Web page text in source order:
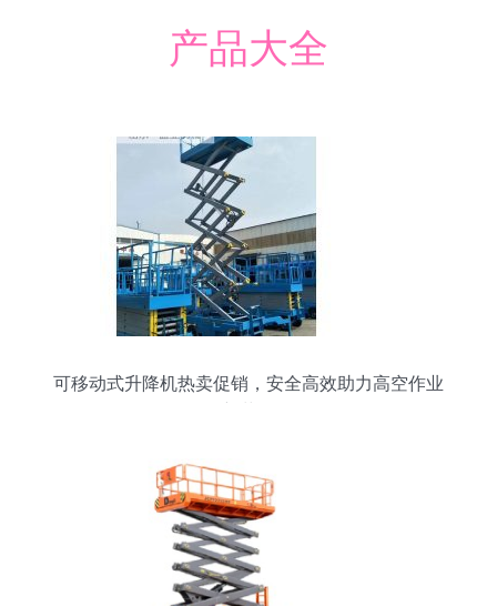
产品大全
可移动式升降机热卖促销，安全高效助力高空作业